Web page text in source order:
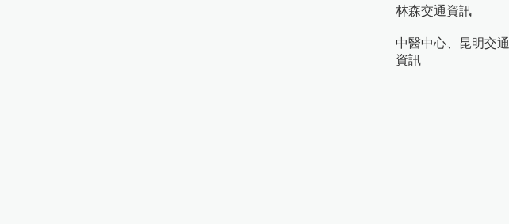
林森交通資訊
中醫中心、昆明交通
資訊